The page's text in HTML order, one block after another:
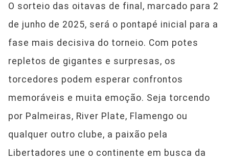
O sorteio das oitavas de final, marcado para 2
de junho de 2025, será o pontapé inicial para a
fase mais decisiva do torneio. Com potes
repletos de gigantes e surpresas, os
torcedores podem esperar confrontos
memoráveis e muita emoção. Seja torcendo
por Palmeiras, River Plate, Flamengo ou
qualquer outro clube, a paixão pela
Libertadores une o continente em busca da